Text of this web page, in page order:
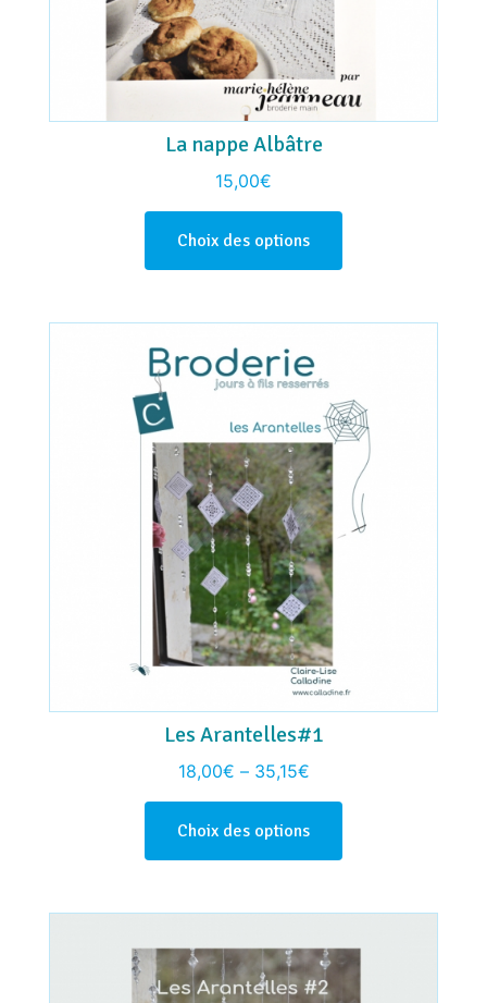
La nappe Albâtre
15,00€
Choix des options
Les Arantelles#1
18,00€ – 35,15€
Choix des options